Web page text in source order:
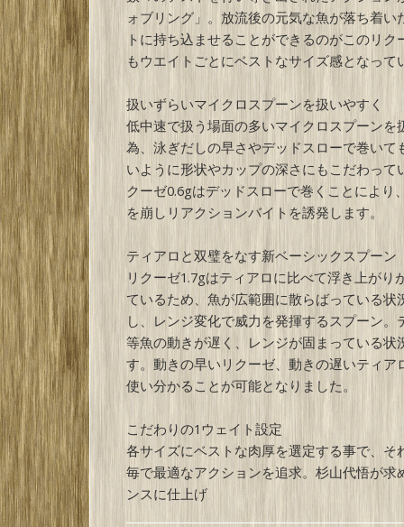
ォブリング」。放流後の元気な魚が落ち着い
トに持ち込ませることができるのがこのリク
もウエイトごとにベストなサイズ感となって
扱いずらいマイクロスプーンを扱いやすく
低中速で扱う場面の多いマイクロスプーンを
為、泳ぎだしの早さやデッドスローで巻いて
いように形状やカップの深さにもこだわって
クーゼ0.6gはデッドスローで巻くことにより
を崩しリアクションバイトを誘発します。
ティアロと双璧をなす新ベーシックスプーン
リクーゼ1.7gはティアロに比べて浮き上がり
ているため、魚が広範囲に散らばっている状
し、レンジ変化で威力を発揮するスプーン。
等魚の動きが遅く、レンジが固まっている状
す。動きの早いリクーゼ、動きの遅いティア
使い分かることが可能となりました。
こだわりの1ウェイト設定
各サイズにベストな肉厚を選定する事で、そ
毎で最適なアクションを追求。杉山代悟が求
ンスに仕上げ